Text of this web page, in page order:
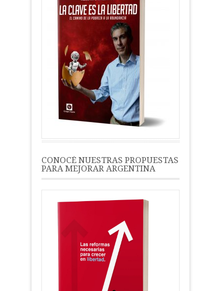
CONOCÉ NUESTRAS PROPUESTAS
PARA MEJORAR ARGENTINA